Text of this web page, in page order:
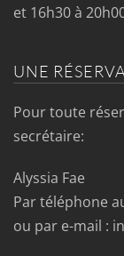
et 16h30 à
UNE
Pour toute
secrétaire:
Alyssia Fae
Par téléphone
ou par e-mail :